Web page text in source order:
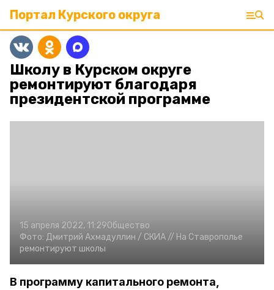
Портал Курского округа
Школу в Курском округе
ремонтируют благодаря
президентской программе
15 апреля 2022, 11:29Общество
Фото: Дмитрий Ахмадуллин / СКИА // На Ставрополье
ремонтируют школы
В программу капитального ремонта,